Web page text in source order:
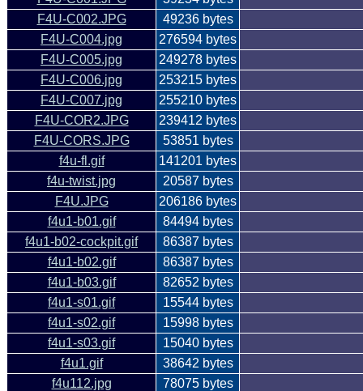
F4U-C002.JPG
49236 bytes
F4U-C004.jpg
276594 bytes
F4U-C005.jpg
249278 bytes
F4U-C006.jpg
253215 bytes
F4U-C007.jpg
255210 bytes
F4U-COR2.JPG
239412 bytes
F4U-CORS.JPG
53851 bytes
f4u-fl.gif
141201 bytes
f4u-twist.jpg
20587 bytes
F4U.JPG
206186 bytes
f4u1-b01.gif
84494 bytes
f4u1-b02-cockpit.gif
86387 bytes
f4u1-b02.gif
86387 bytes
f4u1-b03.gif
82652 bytes
f4u1-s01.gif
15544 bytes
f4u1-s02.gif
15998 bytes
f4u1-s03.gif
15040 bytes
f4u1.gif
38642 bytes
f4u112.jpg
78075 bytes